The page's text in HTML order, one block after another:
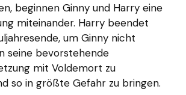
beginnen Ginny und Harry eine
miteinander. Harry beendet
um Ginny nicht
seine bevorstehende
mit Voldemort zu
so in größte Gefahr zu bringen.